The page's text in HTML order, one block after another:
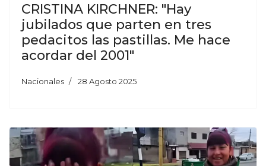
CRISTINA KIRCHNER: "Hay
jubilados que parten en tres
pedacitos las pastillas. Me hace
acordar del 2001"
Nacionales 28 Agosto 2025